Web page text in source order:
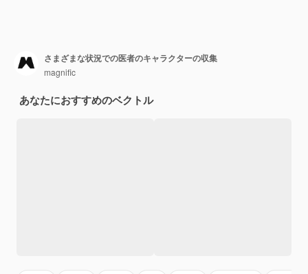
さまざまな状況での医者のキャラクターの収集
magnific
あなたにおすすめのベクトル